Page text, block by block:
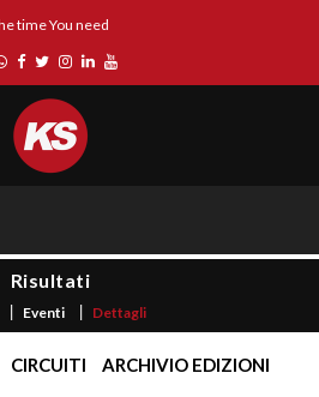
time You need
Risultati
Eventi Dettagli
CIRCUITI ARCHIVIO EDIZIONI